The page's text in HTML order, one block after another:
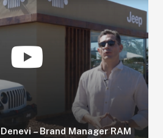
– Brand Manager RAM